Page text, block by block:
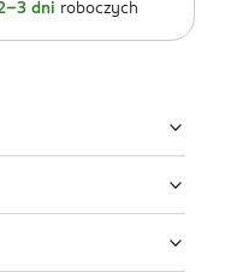
3 dni roboczych
Pleasure
14 OLEFIN),